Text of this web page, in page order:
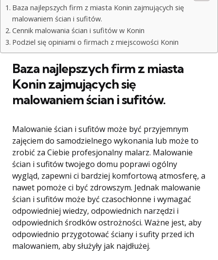
Baza najlepszych firm z miasta Konin zajmujących się
malowaniem ścian i sufitów.
Cennik malowania ścian i sufitów w Konin
Podziel się opiniami o firmach z miejscowości Konin
Baza najlepszych firm z miasta
Konin zajmujących się
malowaniem ścian i sufitów.
Malowanie ścian i sufitów może być przyjemnym
zajęciem do samodzielnego wykonania lub może to
zrobić za Ciebie profesjonalny malarz. Malowanie
ścian i sufitów twojego domu poprawi ogólny
wygląd, zapewni ci bardziej komfortową atmosferę, a
nawet pomoże ci być zdrowszym. Jednak malowanie
ścian i sufitów może być czasochłonne i wymagać
odpowiedniej wiedzy, odpowiednich narzędzi i
odpowiednich środków ostrożności. Ważne jest, aby
odpowiednio przygotować ściany i sufity przed ich
malowaniem, aby służyły jak najdłużej.